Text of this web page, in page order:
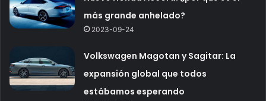
más grande anhelado?
2023-09-24
Volkswagen Magotan y Sagitar: La
expansión global que todos
estábamos esperando